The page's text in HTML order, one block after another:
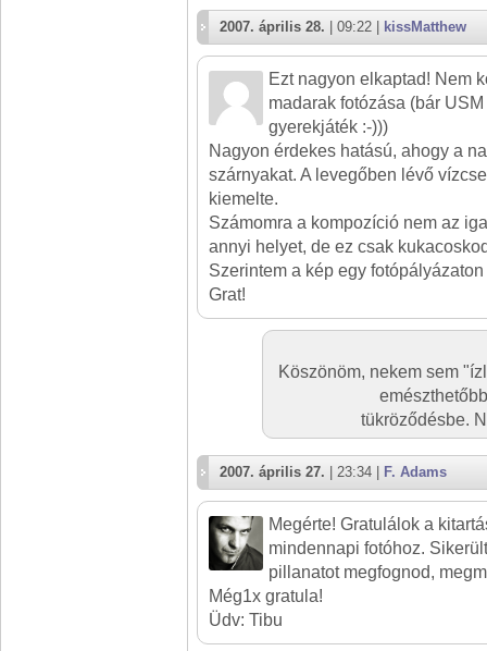
2007. április 28. | 09:22 | kissMatthew
Ezt nagyon elkaptad! Nem
madarak fotózása (bár
gyerekjáték :-)))
Nagyon érdekes hatású, ahogy a
szárnyakat. A levegőben lévő
kiemelte.
Számomra a kompozíció nem az
annyi helyet, de ez csak
Szerintem a kép egy
Grat!
Köszönöm, nekem sem
tükröződésbe.
2007. április 27. | 23:34 | F. Adams
Megérte! Gratulálok a
mindennapi fotóhoz.
pillanatot megfognod,
Még1x gratula!
Üdv: Tibu